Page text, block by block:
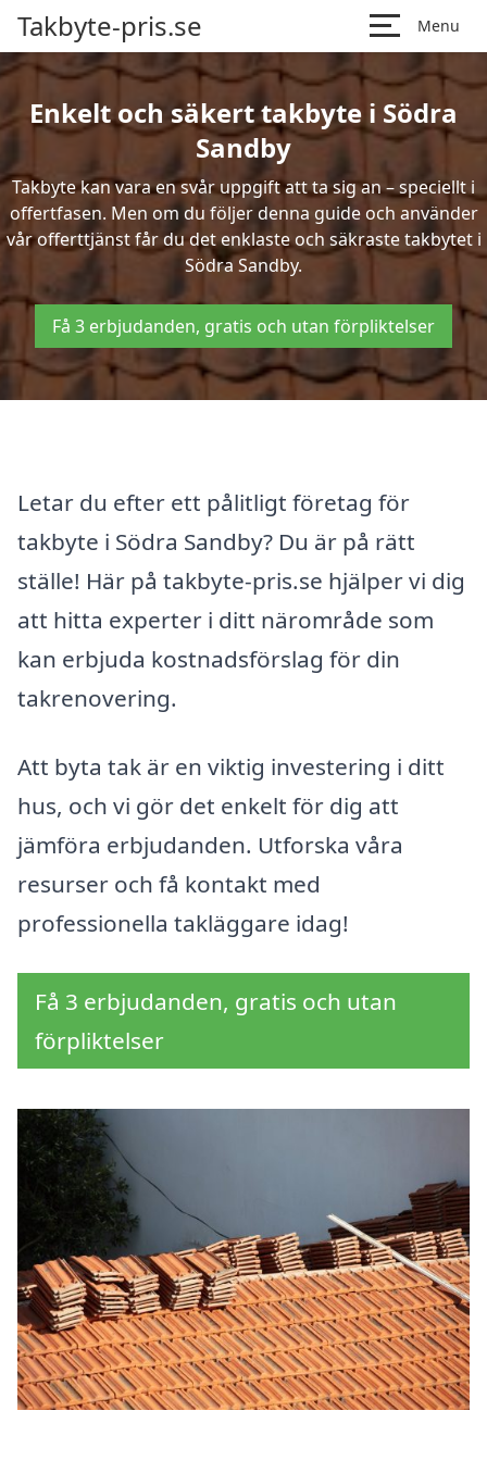
Takbyte-pris.se Menu
Enkelt och säkert takbyte i Södra
Sandby
Takbyte kan vara en svår uppgift att ta sig an – speciellt i
offertfasen. Men om du följer denna guide och använder
vår offerttjänst får du det enklaste och säkraste takbytet i
Södra Sandby.
Få 3 erbjudanden, gratis och utan förpliktelser
Letar du efter ett pålitligt företag för
takbyte i Södra Sandby? Du är på rätt
ställe! Här på takbyte-pris.se hjälper vi dig
att hitta experter i ditt närområde som
kan erbjuda kostnadsförslag för din
takrenovering.
Att byta tak är en viktig investering i ditt
hus, och vi gör det enkelt för dig att
jämföra erbjudanden. Utforska våra
resurser och få kontakt med
professionella takläggare idag!
Få 3 erbjudanden, gratis och utan
förpliktelser